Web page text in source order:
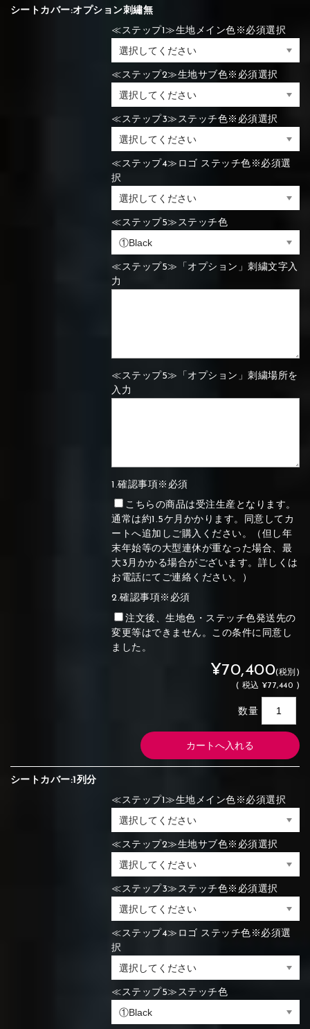
⑭Caramel
⑭Pink ⑮Rose pink
⑰Silver ⑱Green
⑳Purple
⑩Brown ⑪Blue
⑭Pink ⑮Rose pink
⑰Silver
シートカバー:オプション刺繡無
≪ステップ1≫生地メイン色※必須選択
≪ステップ2≫生地サブ色※必須選択
≪ステップ3≫ステッチ色※必須選択
≪ステップ4≫ロゴ ステッチ色※必須選
択
≪ステップ5≫ステッチ色
≪ステップ5≫「オプション」刺繍文字入
力
≪ステップ5≫「オプション」刺繍場所を
入力
1.確認事項※必須
こちらの商品は受注生産となります。
通常は約1.5ケ月かかります。同意してカ
ートへ追加しご購入ください。（但し年
末年始等の大型連休が重なった場合、最
大3月かかる場合がございます。詳しくは
お電話にてご連絡ください。）
2.確認事項※必須
注文後、生地色・ステッチ色発送先の
変更等はできません。この条件に同意し
ました。
¥70,400(税別)
( 税込 ¥77,440 )
数量
シートカバー:1列分
≪ステップ1≫生地メイン色※必須選択
≪ステップ2≫生地サブ色※必須選択
≪ステップ3≫ステッチ色※必須選択
≪ステップ4≫ロゴ ステッチ色※必須選
択
≪ステップ5≫ステッチ色